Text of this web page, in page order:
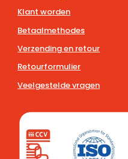
Klant worden
Betaalmethodes
Verzending en retour
Retourformulier
Veelgestelde vragen